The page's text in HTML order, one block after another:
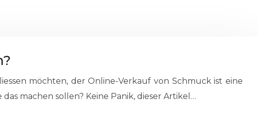
möchten, der Online-Verkauf von Schmuck ist eine
machen sollen? Keine Panik, dieser Artikel…